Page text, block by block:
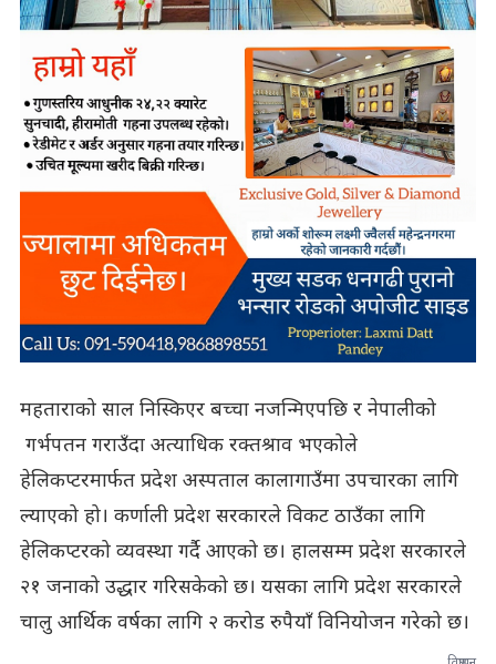
महताराको साल निस्किएर बच्चा नजन्मिएपछि र नेपालीको
गर्भपतन गराउँदा अत्याधिक रक्तश्राव भएकोले
हेलिकप्टरमार्फत प्रदेश अस्पताल कालागाउँमा उपचारका लागि
ल्याएको हो। कर्णाली प्रदेश सरकारले विकट ठाउँका लागि
हेलिकप्टरको व्यवस्था गर्दै आएको छ। हालसम्म प्रदेश सरकारले
२१ जनाको उद्धार गरिसकेको छ। यसका लागि प्रदेश सरकारले
चालु आर्थिक वर्षका लागि २ करोड रुपैयाँ विनियोजन गरेको छ।